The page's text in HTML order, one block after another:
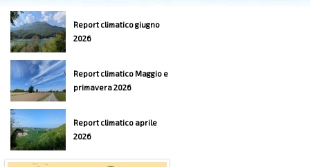
Report climatico giugno
2026
Report climatico Maggio e
primavera 2026
Report climatico aprile
2026